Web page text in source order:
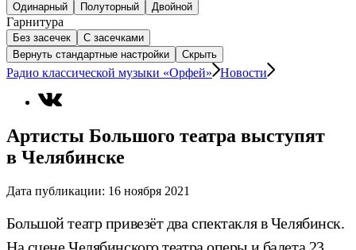
Одинарный Полуторный Двойной
Гарнитура
Без засечек
С засечками
Вернуть стандартные настройки
Скрыть
Радио классической музыки «Орфей» Новости
Артисты Большого театра выступят
в Челябинске
Дата публикации: 16 ноября 2021
Большой театр привезёт два спектакля в Челябинск.